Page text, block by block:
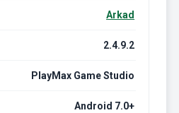
Arkad
2.4.9.2
PlayMax Game Studio
Android 7.0+